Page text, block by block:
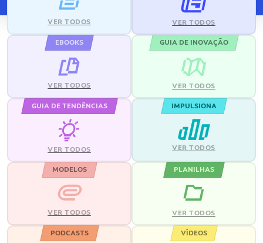
VER TODOS VER TODOS
EBOOKS
VER TODOS
GUIA DE INOVAÇÃO
VER TODOS
GUIA DE TENDÊNCIAS
VER TODOS
IMPULSIONA
VER TODOS
MODELOS
VER TODOS
PLANILHAS
VER TODOS
PODCASTS VÍDEOS